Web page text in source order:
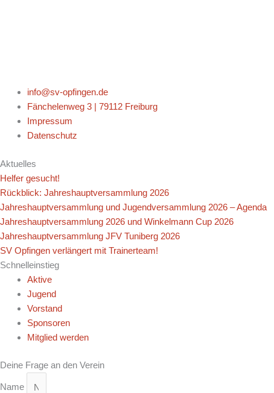
info@sv-opfingen.de
Fänchelenweg 3 | 79112 Freiburg
Impressum
Datenschutz
Aktuelles
Helfer gesucht!
Rückblick: Jahreshauptversammlung 2026
Jahreshauptversammlung und Jugendversammlung 2026 – Agenda
Jahreshauptversammlung 2026 und Winkelmann Cup 2026
Jahreshauptversammlung JFV Tuniberg 2026
SV Opfingen verlängert mit Trainerteam!
Schnelleinstieg
Aktive
Jugend
Vorstand
Sponsoren
Mitglied werden
Deine Frage an den Verein
Name